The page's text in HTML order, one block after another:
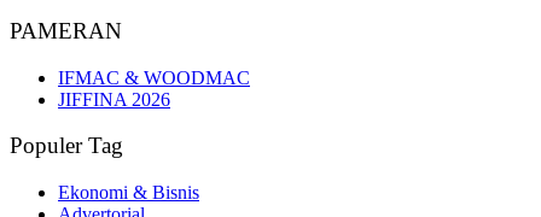
PAMERAN
IFMAC & WOODMAC
JIFFINA 2026
Populer Tag
Ekonomi & Bisnis